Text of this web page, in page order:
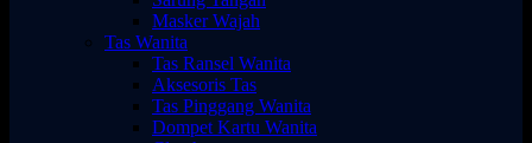
Masker Wajah
Tas Wanita
Tas Ransel Wanita
Aksesoris Tas
Tas Pinggang Wanita
Dompet Kartu Wanita